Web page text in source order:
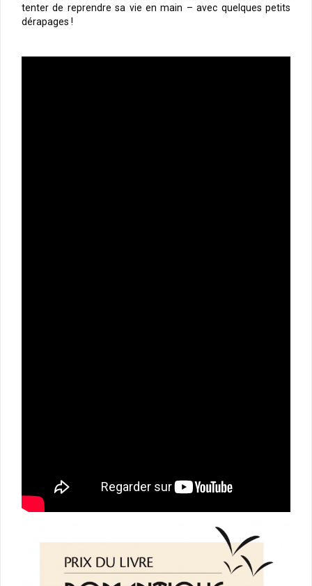
tenter de reprendre sa vie en main – avec quelques petits
dérapages !